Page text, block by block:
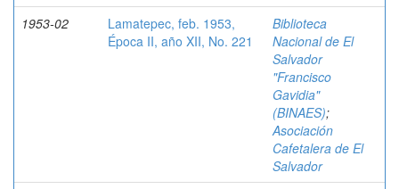
1953-02
Lamatepec, feb. 1953,
Época II, año XII, No. 221
Biblioteca
Nacional de El
Salvador
"Francisco
Gavidia"
(BINAES);
Asociación
Cafetalera de El
Salvador